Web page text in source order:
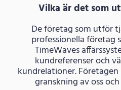
Vilka är det som
De företag som utför
professionella företag
TimeWaves
kundreferenser och
kundrelationer.
granskning av oss